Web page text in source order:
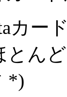
カー
ん
*)